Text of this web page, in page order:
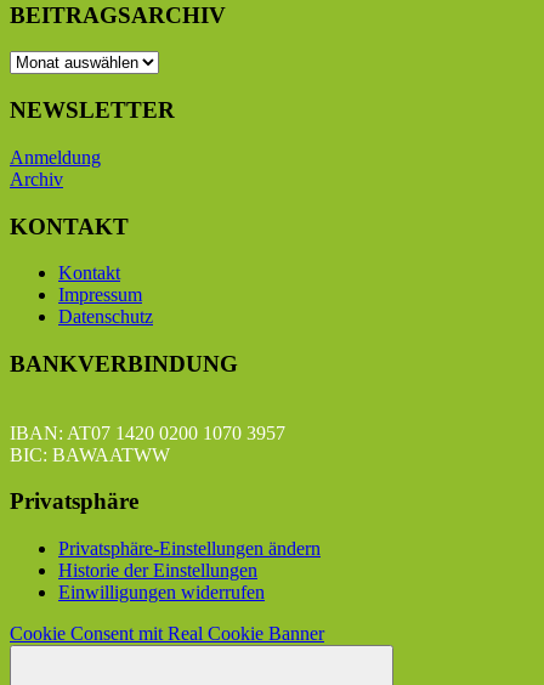
BEITRAGSARCHIV
BEITRAGSARCHIV
NEWSLETTER
Anmeldung
Archiv
KONTAKT
Kontakt
Impressum
Datenschutz
BANKVERBINDUNG
IBAN: AT07 1420 0200 1070 3957
BIC: BAWAATWW
Privatsphäre
Privatsphäre-Einstellungen ändern
Historie der Einstellungen
Einwilligungen widerrufen
Cookie Consent mit Real Cookie Banner